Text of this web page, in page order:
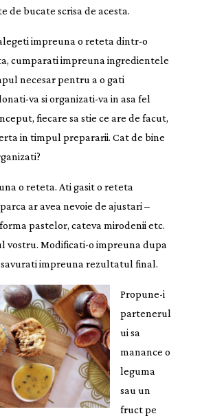
de bucate scrisa de acesta.
impreuna o reteta dintr-o
cumparati impreuna ingredientele
necesar pentru a o gati
va si organizati-va in asa fel
fiecare sa stie ce are de facut,
in timpul prepararii. Cat de bine
o reteta. Ati gasit o reteta
ar avea nevoie de ajustari –
pastelor, cateva mirodenii etc.
vostru. Modificati-o impreuna dupa
impreuna rezultatul final.
Propune-i
partenerul
ui sa
manance o
leguma
sau un
fruct pe